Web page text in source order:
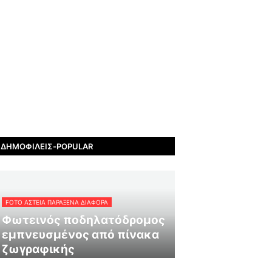
ΔΗΜΟΦΙΛΕΊΣ-POPULAR
FOTO ΑΣΤΕΙΑ ΠΑΡΑΞΕΝΑ ΔΙΑΦΟΡΑ
Φωτεινός ποδηλατόδρομος
εμπνευσμένος από πίνακα
ζωγραφικής